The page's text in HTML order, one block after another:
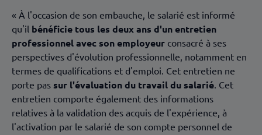
« À l'occasion de son embauche, le salarié est informé
qu'il bénéficie tous les deux ans d'un entretien
professionnel avec son employeur consacré à ses
perspectives d'évolution professionnelle, notamment en
termes de qualifications et d'emploi. Cet entretien ne
porte pas sur l'évaluation du travail du salarié. Cet
entretien comporte également des informations
relatives à la validation des acquis de l'expérience, à
l'activation par le salarié de son compte personnel de